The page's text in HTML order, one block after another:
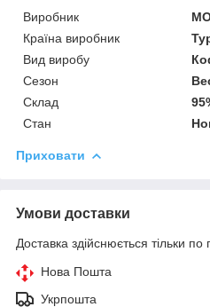
Виробник
Країна виробник
Вид виробу
Сезон
Склад
Стан
Приховати
Умови доставки
Доставка здійснюється тільки по
Нова Пошта
Укрпошта